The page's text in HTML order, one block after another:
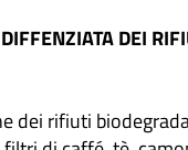
DEI
dei rifiuti